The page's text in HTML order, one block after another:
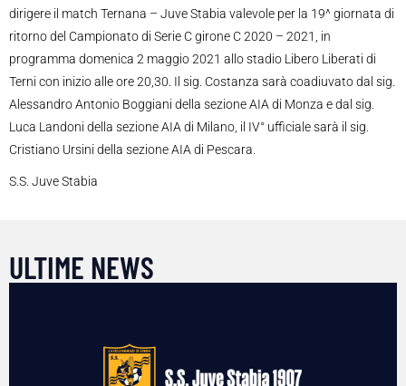
dirigere il match Ternana – Juve Stabia valevole per la 19^ giornata di
ritorno del Campionato di Serie C girone C 2020 – 2021, in
programma domenica 2 maggio 2021 allo stadio Libero Liberati di
Terni con inizio alle ore 20,30. Il sig. Costanza sarà coadiuvato dal sig.
Alessandro Antonio Boggiani della sezione AIA di Monza e dal sig.
Luca Landoni della sezione AIA di Milano, il IV° ufficiale sarà il sig.
Cristiano Ursini della sezione AIA di Pescara.
S.S. Juve Stabia
ULTIME NEWS